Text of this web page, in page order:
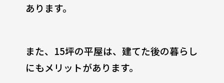
あります。
また、15坪の平屋は、建てた後の暮らし
にもメリットがあります。